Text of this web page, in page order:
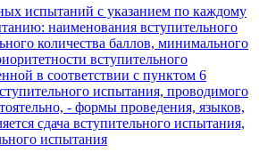
испытаний с указанием по каждому
наименования вступительного
количества баллов, минимального
вступительного
в соответствии с пунктом 6
испытания, проводимого
- формы проведения, языков,
сдача вступительного испытания,
испытания